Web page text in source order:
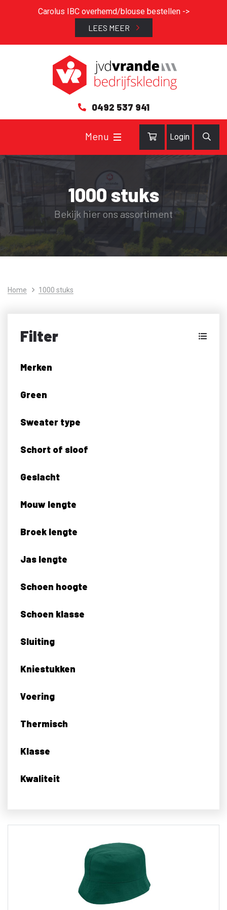
Carolus IBC overhemd/blouse bestellen ->
LEES MEER
0492 537 941
Login
1000 stuks
Bekijk hier ons assortiment
Home 1000 stuks
Filter
Merken
Green
Sweater type
Schort of sloof
Geslacht
Mouw lengte
Broek lengte
Jas lengte
Schoen hoogte
Schoen klasse
Sluiting
Kniestukken
Voering
Thermisch
Klasse
Kwaliteit